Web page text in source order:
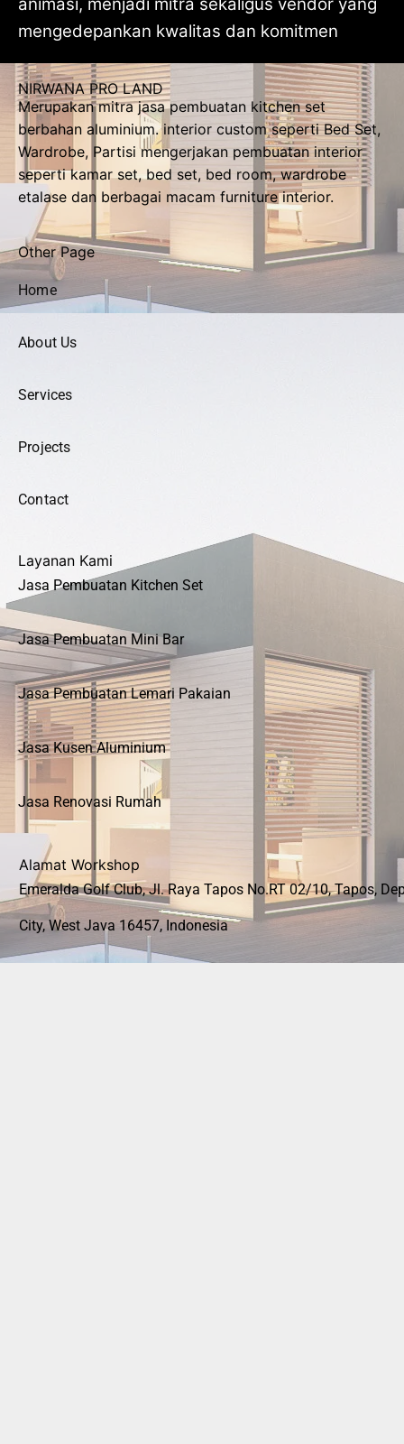
mengedepankan kwalitas dan komitmen
NIRWANA PRO LAND
Merupakan mitra jasa pembuatan kitchen set
berbahan aluminium. interior custom seperti Bed Set,
Wardrobe, Partisi mengerjakan pembuatan interior
seperti kamar set, bed set, bed room, wardrobe
etalase dan berbagai macam furniture interior.
Other Page
Home
About Us
Services
Projects
Contact
Layanan Kami
Jasa Pembuatan Kitchen Set
Jasa Pembuatan Mini Bar
Jasa Pembuatan Lemari Pakaian
Jasa Kusen Aluminium
Jasa Renovasi Rumah
Alamat Workshop
Emeralda Golf Club, Jl. Raya Tapos No.RT 02/10, Tapos,
City, West Java 16457, Indonesia